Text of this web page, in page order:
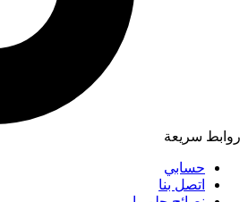
روابط سريعة
حسابي
اتصل بنا